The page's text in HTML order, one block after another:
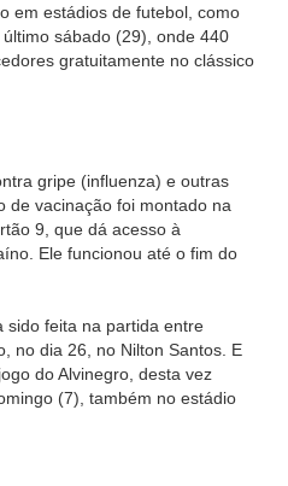
em estádios de futebol, como
sábado (29), onde 440
gratuitamente no clássico
gripe (influenza) e outras
de vacinação foi montado na
9, que dá acesso à
Ele funcionou até o fim do
sido feita na partida entre
no dia 26, no Nilton Santos. E
do Alvinegro, desta vez
(7), também no estádio